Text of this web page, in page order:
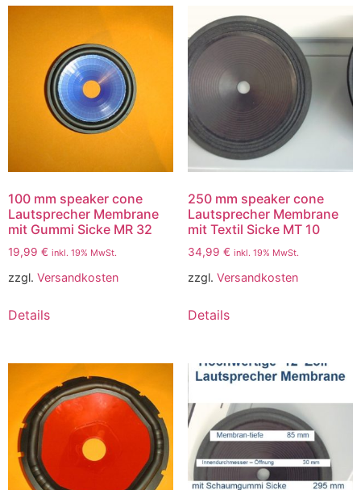
100 mm speaker cone
Lautsprecher Membrane
mit Gummi Sicke MR 32
19,99 € inkl. 19% MwSt.
zzgl. Versandkosten
Details
250 mm speaker cone
Lautsprecher Membrane
mit Textil Sicke MT 10
34,99 € inkl. 19% MwSt.
zzgl. Versandkosten
Details